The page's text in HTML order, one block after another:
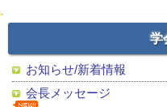
学
お知らせ/新着情報
会長メッセージ